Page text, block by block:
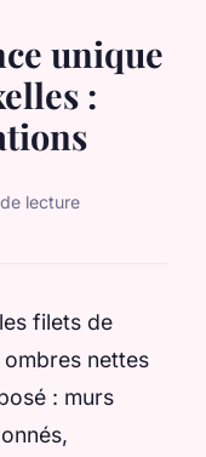
unique
:
de lecture
filets de
nettes
: murs